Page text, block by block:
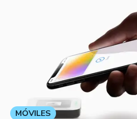
MÓVILES